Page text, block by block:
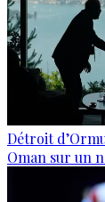
Détroit
Oman sur un